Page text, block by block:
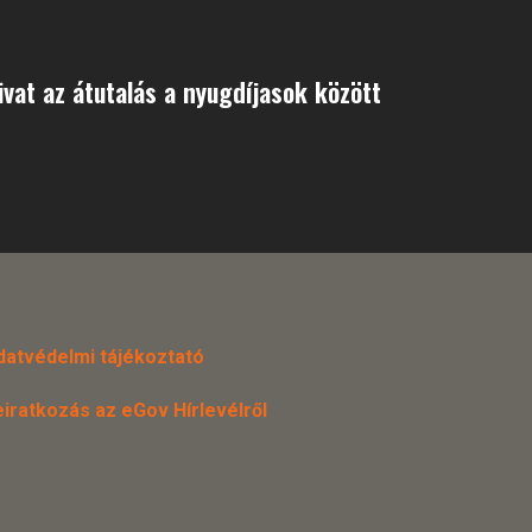
az átutalás a nyugdíjasok között
tájékoztató
az eGov Hírlevélről